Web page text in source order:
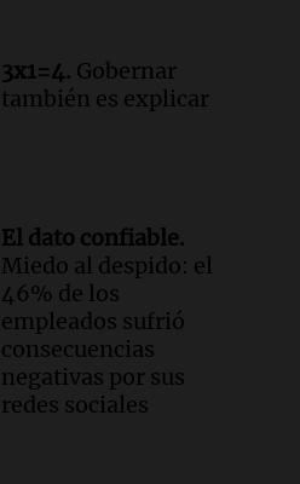
3x1=4. Gobernar
también es explicar
El dato confiable.
Miedo al despido: el
46% de los
empleados sufrió
consecuencias
negativas por sus
redes sociales